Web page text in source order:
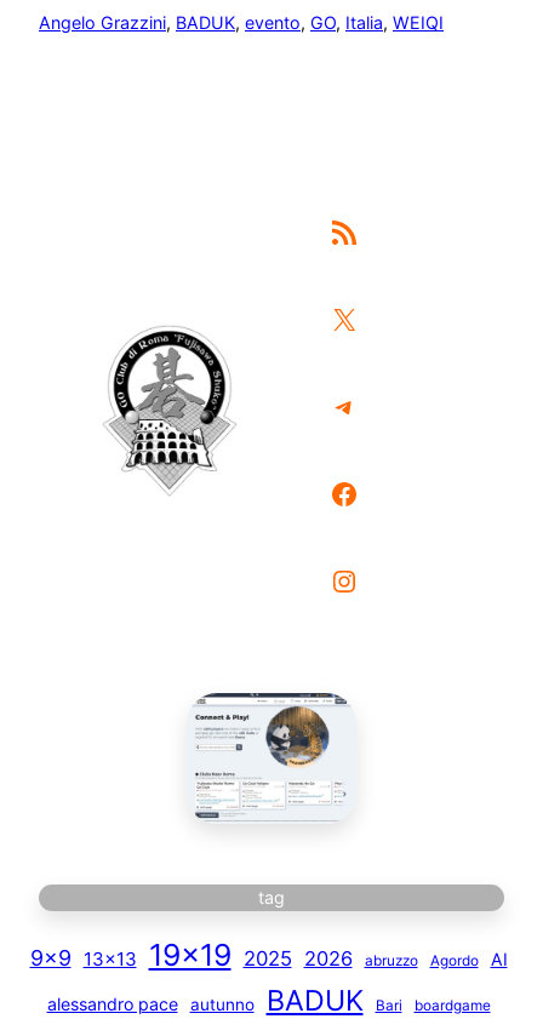
Angelo Grazzini, BADUK, evento, GO, Italia, WEIQI
Feed RSS
X
Telegram
Facebook
Instagram
tag
9×9 13×13 19×19 2025 2026 abruzzo Agordo AI
alessandro pace autunno BADUK Bari boardgame